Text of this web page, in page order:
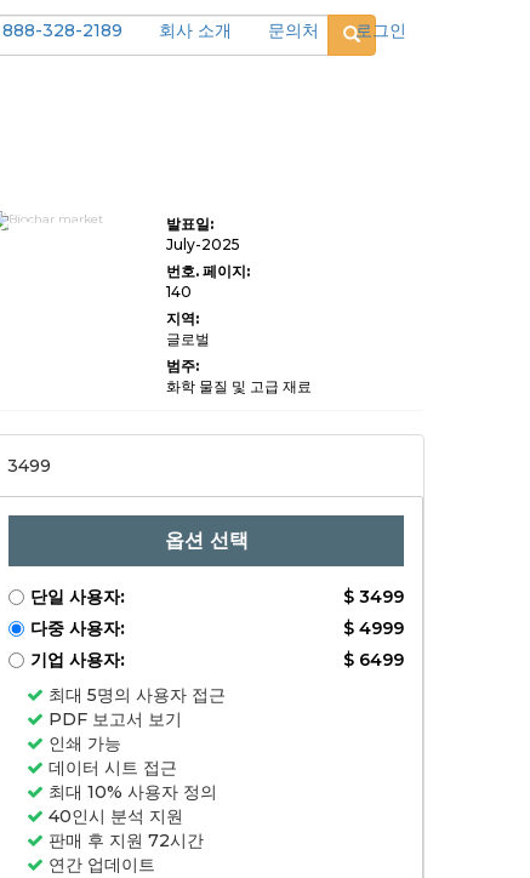
888-328-2189 회사 소개 문의처
로그인
Biochar 시
장 규모, 점유
분해, 가스화)
폐수 처리, 건
타), 지역 당
국, 연구 기관,
2023,
2023,
2023,
2024-
발표일:
July-2025
번호. 페이지:
140
지역:
글로벌
범주:
화학 물질 및 고급 재료
3499
옵션 선택
단일 사용자:
$ 3499
다중 사용자:
$ 4999
기업 사용자:
$ 6499
최대 5명의 사용자 접근
PDF 보고서 보기
인쇄 가능
데이터 시트 접근
최대 10% 사용자 정의
40인시 분석 지원
판매 후 지원 72시간
연간 업데이트